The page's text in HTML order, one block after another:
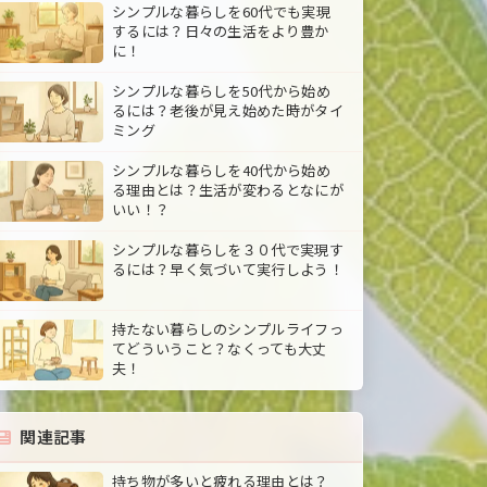
シンプルな暮らしを60代でも実現
するには？日々の生活をより豊か
に！
シンプルな暮らしを50代から始め
るには？老後が見え始めた時がタイ
ミング
シンプルな暮らしを40代から始め
る理由とは？生活が変わるとなにが
いい！？
シンプルな暮らしを３０代で実現す
るには？早く気づいて実行しよう！
持たない暮らしのシンプルライフっ
てどういうこと？なくっても大丈
夫！
関連記事
持ち物が多いと疲れる理由とは？